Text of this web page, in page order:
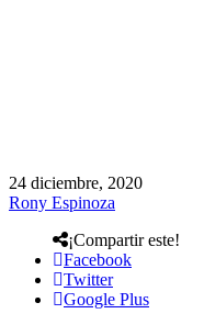
24 diciembre, 2020
Rony Espinoza
¡Compartir este!
Facebook
Twitter
Google Plus